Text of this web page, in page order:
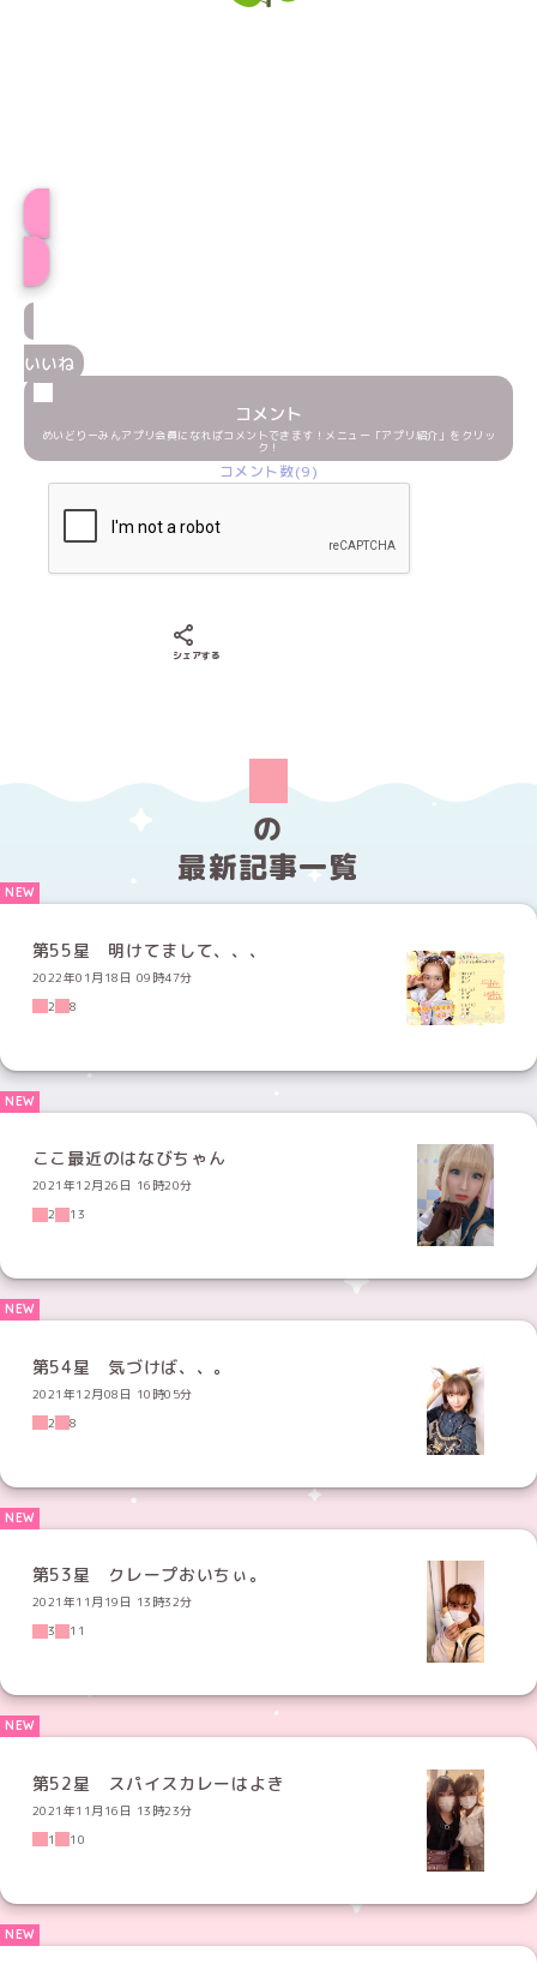
いいね
コメント
めいどりーみんアプリ会員になればコメントできます！メニュー「アプリ紹介」をクリッ
ク！
コメント数(9)
シェアする
の
最新記事一覧
第55星 明けてまして、、、
2022年01月18日 09時47分
2
8
ここ最近のはなびちゃん
2021年12月26日 16時20分
2
13
第54星 気づけば、、。
2021年12月08日 10時05分
2
8
第53星 クレープおいちぃ。
2021年11月19日 13時32分
3
11
第52星 スパイスカレーはよき
2021年11月16日 13時23分
1
10